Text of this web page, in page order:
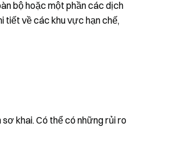
bộ hoặc một phần các dịch
tiết về các khu vực hạn chế,
khai. Có thể có những rủi ro